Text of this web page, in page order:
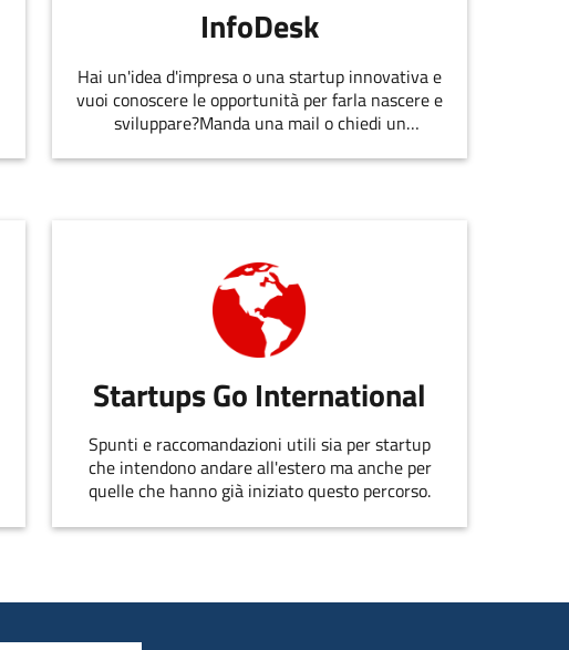
InfoDesk
Hai un'idea d'impresa o una startup innovativa e
vuoi conoscere le opportunità per farla nascere e
sviluppare?Manda una mail o chiedi un
EmiliaRomagnaStartUp.
Startups Go International
Spunti e raccomandazioni utili sia per startup
che intendono andare all'estero ma anche per
quelle che hanno già iniziato questo percorso.